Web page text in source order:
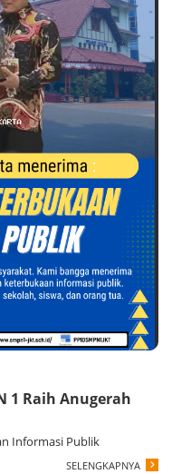
1 Raih Anugerah
Informasi Publik
SELENGKAPNYA